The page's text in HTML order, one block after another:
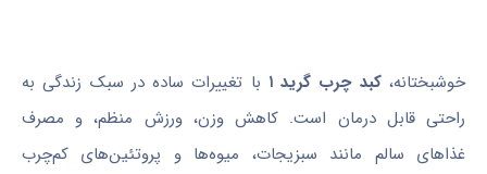
خوشبختانه،کبد چرب گرید ۱ با تغییرات ساده در سبک زندگی به
راحتی قابل درمان است. کاهش وزن، ورزش منظم، و مصرف
غذاهای سالم مانند سبزیجات، میوه‌ها و پروتئین‌های کم‌چرب